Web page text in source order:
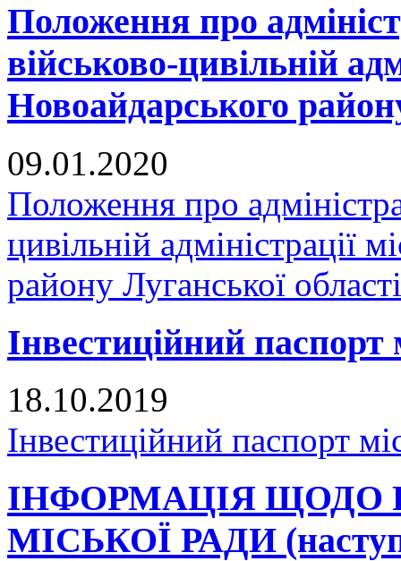
Положення про
військово-цивільній
Новоайдарського
09.01.2020
Положення про
цивільній адміністрації
району Луганської області
Інвестиційний
18.10.2019
Інвестиційний паспорт
ІНФОРМАЦІЯ ЩОДО
МІСЬКОЇ РАДИ